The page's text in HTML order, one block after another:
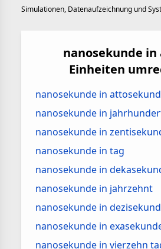
Simulationen, Datenaufzeichnung und
nanosekunde in
Einheiten
nanosekunde in
nanosekunde in
nanosekunde in
nanosekunde in tag
nanosekunde in
nanosekunde in jahrzehnt
nanosekunde in
nanosekunde in
nanosekunde in vierzehn